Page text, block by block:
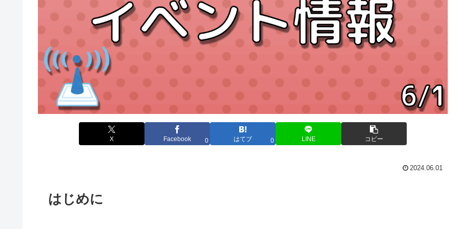
X Facebook 0 はてブ 0 LINE コピー
2024.06.01
はじめに